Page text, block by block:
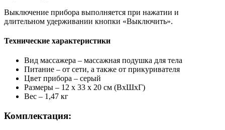
Выключение прибора выполняется при нажатии и
длительном удерживании кнопки «Выключить».
Технические характеристики
Вид массажера – массажная подушка для тела
Питание – от сети, а также от прикуривателя
Цвет прибора – серый
Размеры – 12 х 33 х 20 см (ВхШхГ)
Вес – 1,47 кг
Комплектация: